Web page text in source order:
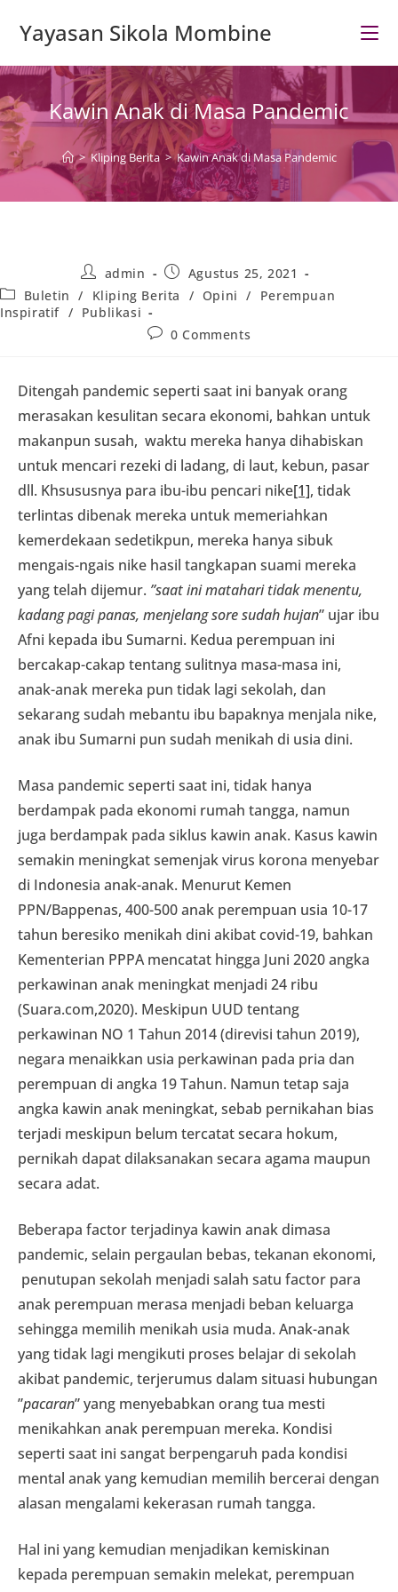
Yayasan Sikola Mombine
Kawin Anak di Masa Pandemic
> Kliping Berita > Kawin Anak di Masa Pandemic
Post
author:
admin
Post
published:
Agustus 25, 2021
Post
category:
Buletin / Kliping Berita / Opini /
Perempuan
Inspiratif / Publikasi
Post0 Comments
Ditengah pandemic seperti saat ini banyak orang
merasakan kesulitan secara ekonomi, bahkan untuk
makanpun susah, waktu mereka hanya dihabiskan
untuk mencari rezeki di ladang, di laut, kebun, pasar
dll. Khsususnya para ibu-ibu pencari nike[1], tidak
terlintas dibenak mereka untuk memeriahkan
kemerdekaan sedetikpun, mereka hanya sibuk
mengais-ngais nike hasil tangkapan suami mereka
yang telah dijemur. ”saat ini matahari tidak menentu,
kadang pagi panas, menjelang sore sudah hujan” ujar ibu
Afni kepada ibu Sumarni. Kedua perempuan ini
bercakap-cakap tentang sulitnya masa-masa ini,
anak-anak mereka pun tidak lagi sekolah, dan
sekarang sudah mebantu ibu bapaknya menjala nike,
anak ibu Sumarni pun sudah menikah di usia dini.
Masa pandemic seperti saat ini, tidak hanya
berdampak pada ekonomi rumah tangga, namun
juga berdampak pada siklus kawin anak. Kasus kawin
semakin meningkat semenjak virus korona menyebar
di Indonesia anak-anak. Menurut Kemen
PPN/Bappenas, 400-500 anak perempuan usia 10-17
tahun beresiko menikah dini akibat covid-19, bahkan
Kementerian PPPA mencatat hingga Juni 2020 angka
perkawinan anak meningkat menjadi 24 ribu
(Suara.com,2020). Meskipun UUD tentang
perkawinan NO 1 Tahun 2014 (direvisi tahun 2019),
negara menaikkan usia perkawinan pada pria dan
perempuan di angka 19 Tahun. Namun tetap saja
angka kawin anak meningkat, sebab pernikahan bias
terjadi meskipun belum tercatat secara hokum,
pernikah dapat dilaksanakan secara agama maupun
secara adat.
Beberapa factor terjadinya kawin anak dimasa
pandemic, selain pergaulan bebas, tekanan ekonomi,
penutupan sekolah menjadi salah satu factor para
anak perempuan merasa menjadi beban keluarga
sehingga memilih menikah usia muda. Anak-anak
yang tidak lagi mengikuti proses belajar di sekolah
akibat pandemic, terjerumus dalam situasi hubungan
”pacaran” yang menyebabkan orang tua mesti
menikahkan anak perempuan mereka. Kondisi
seperti saat ini sangat berpengaruh pada kondisi
mental anak yang kemudian memilih bercerai dengan
alasan mengalami kekerasan rumah tangga.
Hal ini yang kemudian menjadikan kemiskinan
kepada perempuan semakin melekat, perempuan